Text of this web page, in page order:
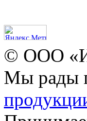
© ООО
Мы рады